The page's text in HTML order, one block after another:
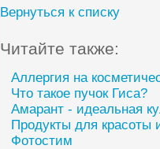
Вернуться к списку
Читайте также:
Аллергия на
Что такое пучок Гиса?
Амарант - идеальная
Продукты для красоты
Фотостим